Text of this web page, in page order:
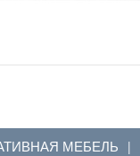
МЕБЕЛЬ |